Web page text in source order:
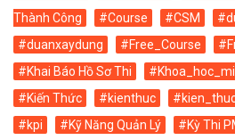
Thành Công
#Course #CSM
#duanxaydung
#Free_Course
#Khai Báo Hồ Sơ Thi
#Kiến Thức
#kienthuc
#kpi
#Kỹ Năng Quản Lý
#Kỳ Thi